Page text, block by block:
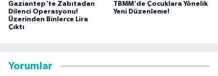
Gaziantep'te Zabıtadan
Dilenci Operasyonu!
Üzerinden Binlerce Lira
Çıktı
TBMM'de Çocuklara Yönelik
Yeni Düzenleme!
Yorumlar